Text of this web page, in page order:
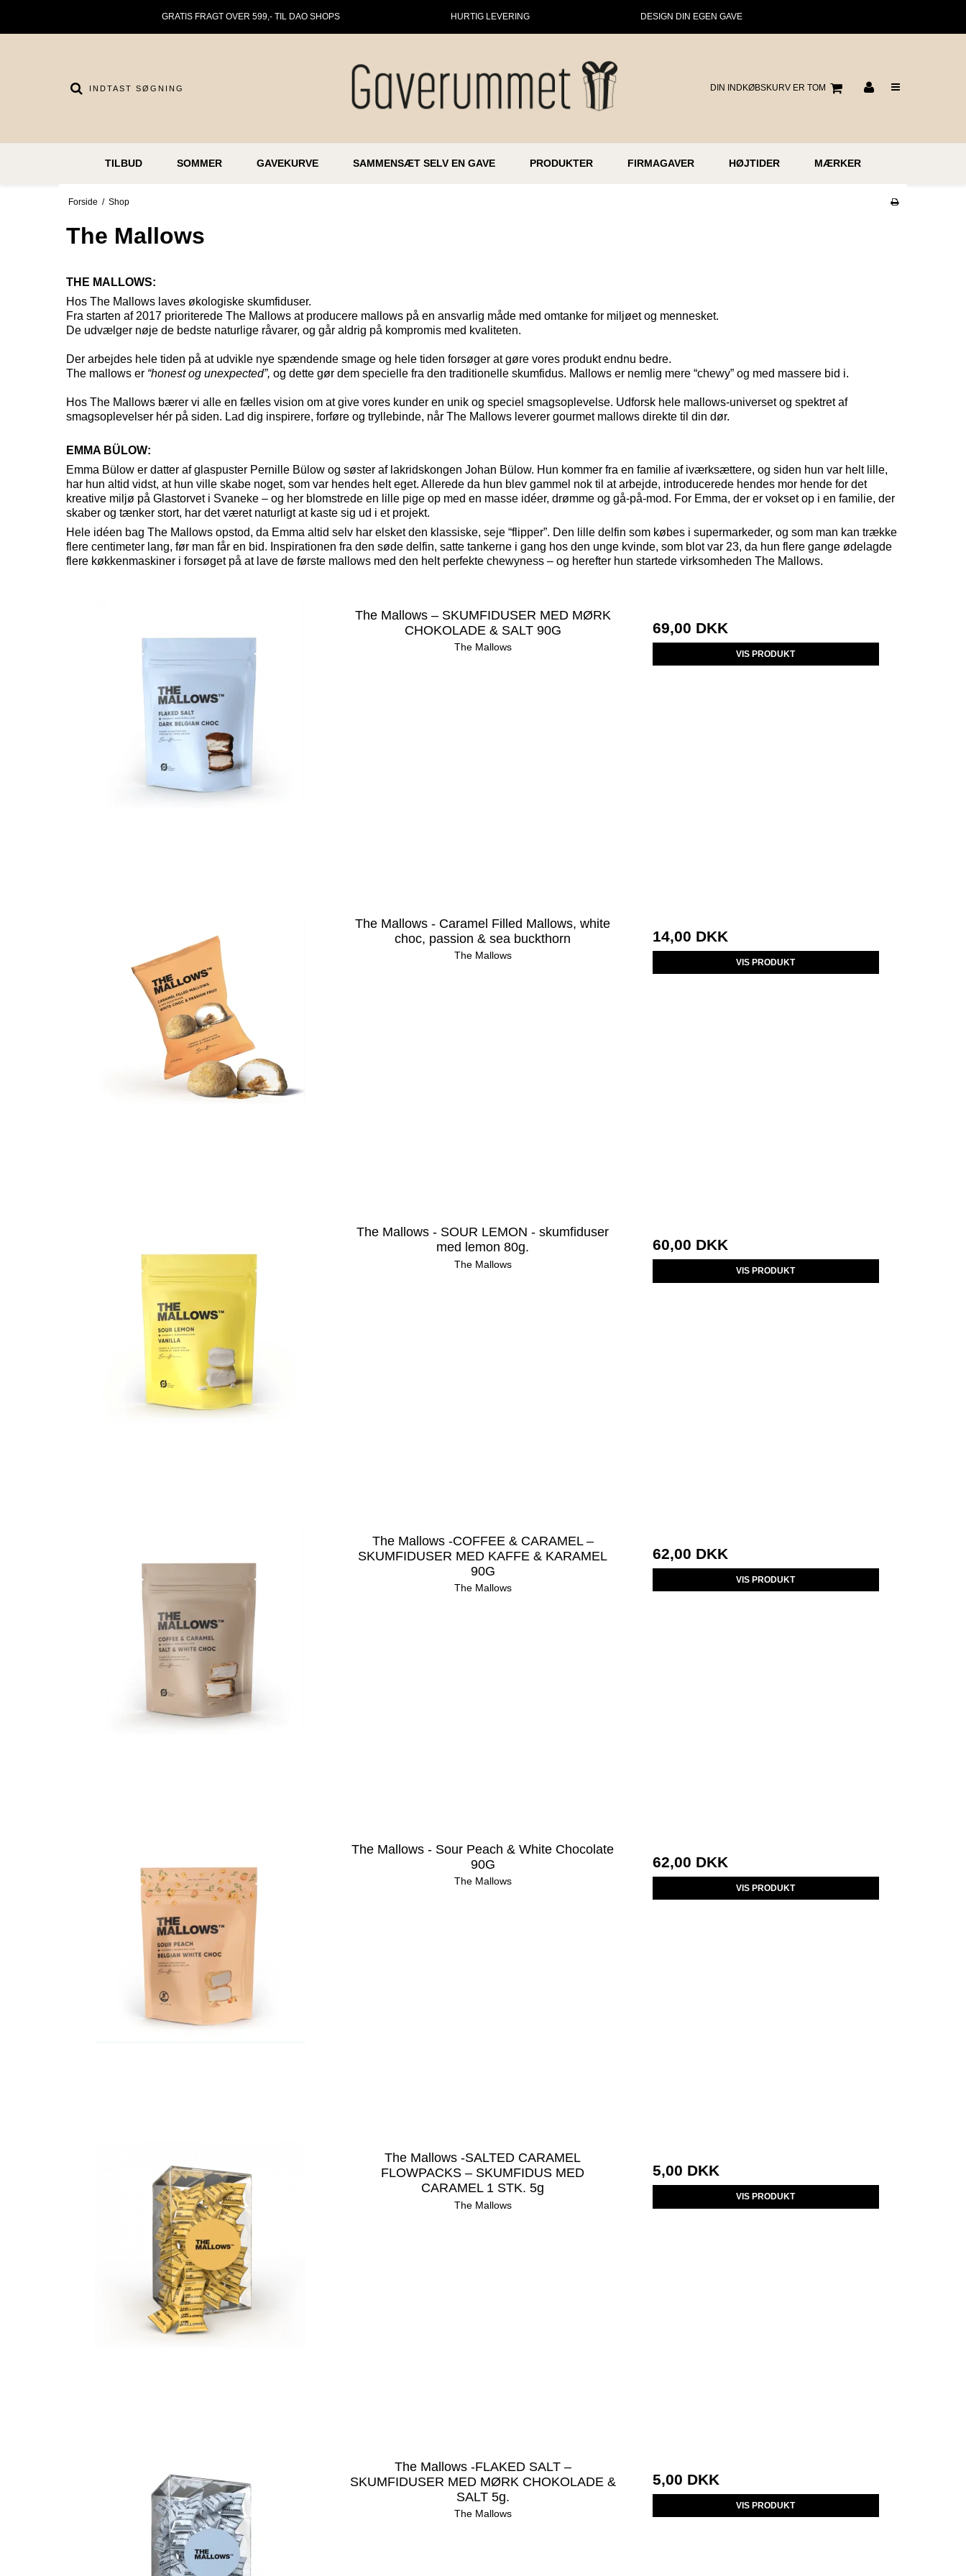
GRATIS FRAGT OVER 599,- TIL DAO SHOPS HURTIG LEVERING DESIGN DIN EGEN GAVE
DIN INDKØBSKURV ER TOM
TILBUD SOMMER GAVEKURVE SAMMENSÆT SELV EN GAVE PRODUKTER FIRMAGAVER HØJTIDER MÆRKER
Forside / Shop
The Mallows
THE MALLOWS:
Hos The Mallows laves økologiske skumfiduser.
Fra starten af 2017 prioriterede The Mallows at producere mallows på en ansvarlig måde med omtanke for miljøet og mennesket.
De udvælger nøje de bedste naturlige råvarer, og går aldrig på kompromis med kvaliteten.
Der arbejdes hele tiden på at udvikle nye spændende smage og hele tiden forsøger at gøre vores produkt endnu bedre.
The mallows er “honest og unexpected”, og dette gør dem specielle fra den traditionelle skumfidus. Mallows er nemlig mere “chewy” og med massere bid i.
Hos The Mallows bærer vi alle en fælles vision om at give vores kunder en unik og speciel smagsoplevelse. Udforsk hele mallows-universet og spektret af
smagsoplevelser hér på siden. Lad dig inspirere, forføre og tryllebinde, når The Mallows leverer gourmet mallows direkte til din dør.
EMMA BÜLOW:
Emma Bülow er datter af glaspuster Pernille Bülow og søster af lakridskongen Johan Bülow. Hun kommer fra en familie af iværksættere, og siden hun var helt lille,
har hun altid vidst, at hun ville skabe noget, som var hendes helt eget. Allerede da hun blev gammel nok til at arbejde, introducerede hendes mor hende for det
kreative miljø på Glastorvet i Svaneke – og her blomstrede en lille pige op med en masse idéer, drømme og gå-på-mod. For Emma, der er vokset op i en familie, der
skaber og tænker stort, har det været naturligt at kaste sig ud i et projekt.
Hele idéen bag The Mallows opstod, da Emma altid selv har elsket den klassiske, seje “flipper”. Den lille delfin som købes i supermarkeder, og som man kan trække
flere centimeter lang, før man får en bid. Inspirationen fra den søde delfin, satte tankerne i gang hos den unge kvinde, som blot var 23, da hun flere gange ødelagde
flere køkkenmaskiner i forsøget på at lave de første mallows med den helt perfekte chewyness – og herefter hun startede virksomheden The Mallows.
The Mallows – SKUMFIDUSER MED MØRK
CHOKOLADE & SALT 90G
The Mallows
69,00 DKK
VIS PRODUKT
The Mallows - Caramel Filled Mallows, white
choc, passion & sea buckthorn
The Mallows
14,00 DKK
VIS PRODUKT
The Mallows - SOUR LEMON - skumfiduser
med lemon 80g.
The Mallows
60,00 DKK
VIS PRODUKT
The Mallows -COFFEE & CARAMEL –
SKUMFIDUSER MED KAFFE & KARAMEL
90G
The Mallows
62,00 DKK
VIS PRODUKT
The Mallows - Sour Peach & White Chocolate
90G
The Mallows
62,00 DKK
VIS PRODUKT
The Mallows -SALTED CARAMEL
FLOWPACKS – SKUMFIDUS MED
CARAMEL 1 STK. 5g
The Mallows
5,00 DKK
VIS PRODUKT
The Mallows -FLAKED SALT –
SKUMFIDUSER MED MØRK CHOKOLADE &
SALT 5g.
The Mallows
5,00 DKK
VIS PRODUKT